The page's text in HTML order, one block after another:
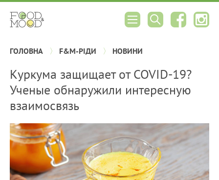
ГОЛОВНА F&M-РІДИ НОВИНИ
Куркума защищает от COVID-19?
Ученые обнаружили интересную
взаимосвязь